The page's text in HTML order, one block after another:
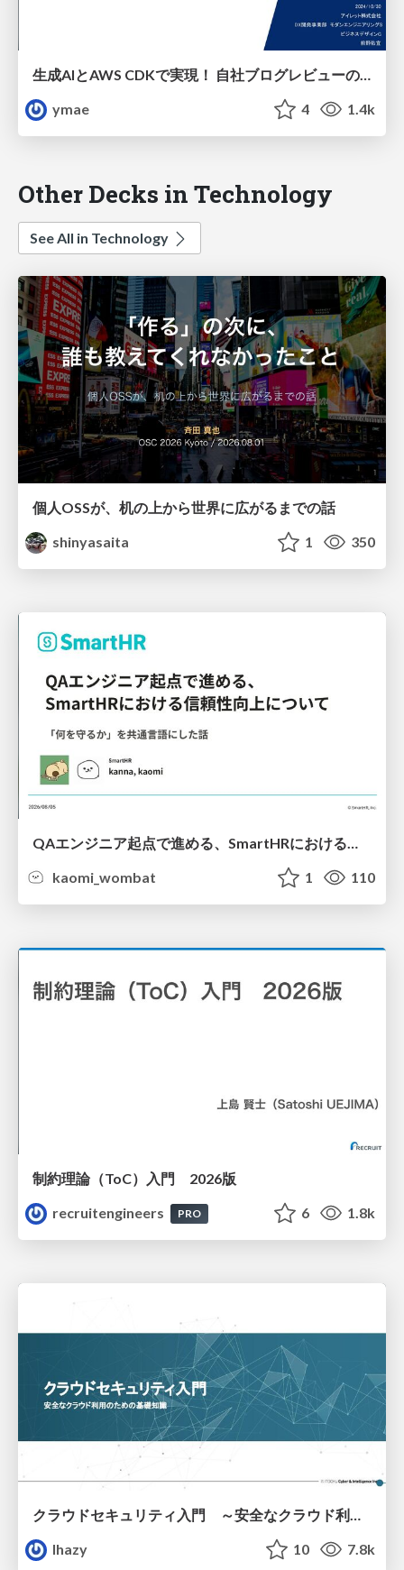
生成AIとAWS CDKで実現！ 自社ブログレビューの効率化
ymae
4 1.4k
Other Decks in Technology
See All in Technology
個人OSSが、机の上から世界に広がるまでの話
shinyasaita
1 350
QAエンジニア起点で進める、SmartHRにおける信頼性向上について
kaomi_wombat
1 110
制約理論（ToC）入門 2026版
recruitengineers
PRO 6 1.8k
lhazy
10 7.8k